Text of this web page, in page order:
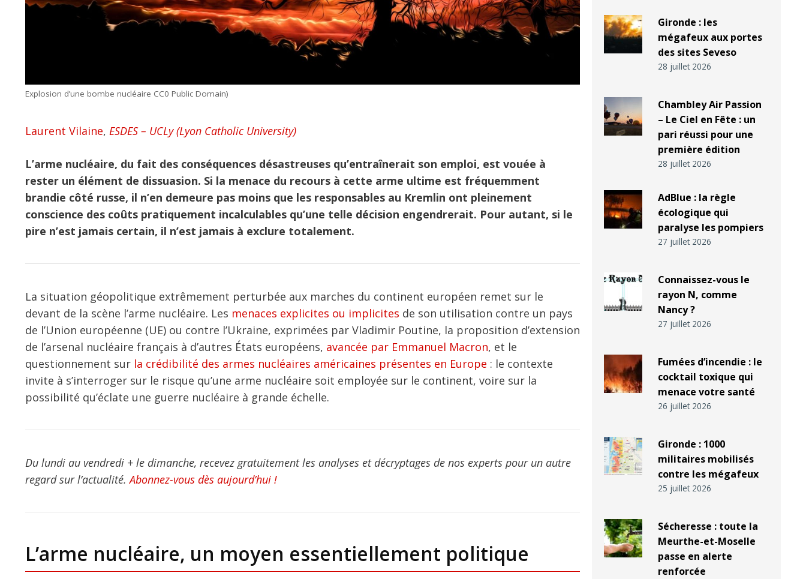
Explosion d’une bombe nucléaire CC0 Public Domain)
Laurent Vilaine, ESDES – UCLy (Lyon Catholic University)
L’arme nucléaire, du fait des conséquences désastreuses qu’entraînerait son emploi, est vouée à
rester un élément de dissuasion. Si la menace du recours à cette arme ultime est fréquemment
brandie côté russe, il n’en demeure pas moins que les responsables au Kremlin ont pleinement
conscience des coûts pratiquement incalculables qu’une telle décision engendrerait. Pour autant, si le
pire n’est jamais certain, il n’est jamais à exclure totalement.
La situation géopolitique extrêmement perturbée aux marches du continent européen remet sur le
devant de la scène l’arme nucléaire. Les menaces explicites ou implicites de son utilisation contre un pays
de l’Union européenne (UE) ou contre l’Ukraine, exprimées par Vladimir Poutine, la proposition d’extension
de l’arsenal nucléaire français à d’autres États européens, avancée par Emmanuel Macron, et le
questionnement sur la crédibilité des armes nucléaires américaines présentes en Europe : le contexte
invite à s’interroger sur le risque qu’une arme nucléaire soit employée sur le continent, voire sur la
possibilité qu’éclate une guerre nucléaire à grande échelle.
Du lundi au vendredi + le dimanche, recevez gratuitement les analyses et décryptages de nos experts pour un autre
regard sur l’actualité.Abonnez-vous dès aujourd’hui !
L’arme nucléaire, un moyen essentiellement politique
Gironde : les
mégafeux aux portes
des sites Seveso
28 juillet 2026
Chambley Air Passion
– Le Ciel en Fête : un
pari réussi pour une
première édition
28 juillet 2026
AdBlue : la règle
écologique qui
paralyse les pompiers
27 juillet 2026
Connaissez-vous le
rayon N, comme
Nancy ?
27 juillet 2026
Fumées d’incendie : le
cocktail toxique qui
menace votre santé
26 juillet 2026
Gironde : 1000
militaires mobilisés
contre les mégafeux
25 juillet 2026
Sécheresse : toute la
Meurthe-et-Moselle
passe en alerte
renforcée